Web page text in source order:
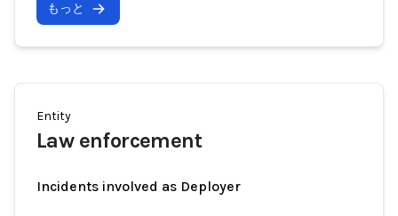
もっと
Entity
Law enforcement
Incidents involved as Deployer